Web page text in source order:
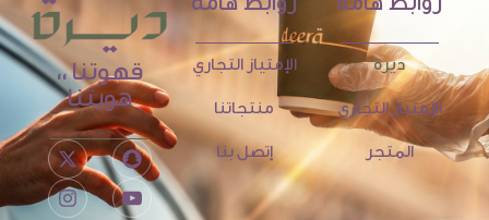
قهوتنا ،،
هويتنا
ديرة
الإمتياز التجاري
المتجر
الإمتياز التجاري
إتصل بنا